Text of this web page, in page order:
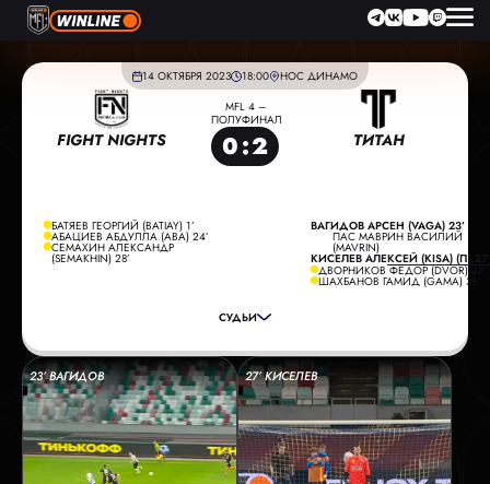
14 ОКТЯБРЯ 2023 18:00 НОС ДИНАМО
FIGHT NIGHTS
БАТЯЕВ ГЕОРГИЙ (BATIAY) 1’
АБАЦИЕВ АБДУЛЛА (ABA) 24’
СЕМАХИН АЛЕКСАНДР
(SEMAKHIN) 28’
MFL 4 –
ПОЛУФИНАЛ
0:2
СУДЬИ
ВАГИДОВ АРСЕН (VAGA) 23’
ПАС МАВРИН ВАСИЛИЙ
(MAVRIN)
КИСЕЛЕВ АЛЕКСЕЙ (KISA) (П) 27’
ДВОРНИКОВ ФЁДОР (DVOR) 28’
ШАХБАНОВ ГАМИД (GAMA) 38’
ТИТАН
ГЛАВНЫЙ СУДЬЯ:
СМИРНОВ ПАВЕЛ
СОБОЛЕВ МАКСИМ
РЕЗЕРВНЫЙ СУДЬЯ:СИЛОВАНОВ ВАДИМ
23’ ВАГИДОВ 27’ КИСЕЛЕВ